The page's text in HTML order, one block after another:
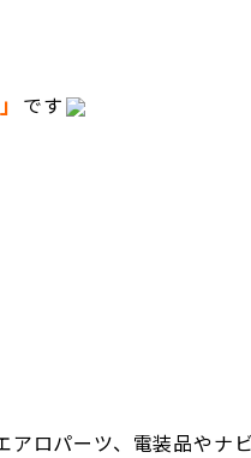
です
ロパーツ、電装品やナ